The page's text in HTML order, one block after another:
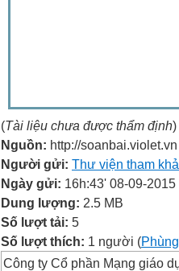
(Tài liệu chưa được thẩm định)
Nguồn: http://soanbai.violet.vn
Người gửi: Thư viện tham
Ngày gửi: 16h:43' 08-09-2015
Dung lượng: 2.5 MB
Số lượt tải: 5
Số lượt thích: 1 người (
Công ty Cổ phần Mạng giáo